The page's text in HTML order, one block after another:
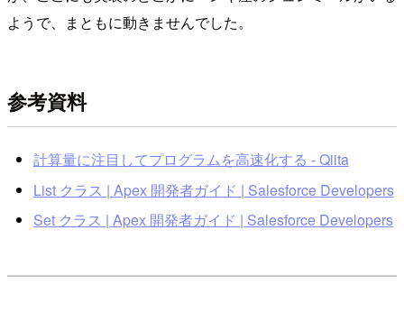
ようで、まともに動きませんでした。
参考資料
計算量に注目してプログラムを高速化する - Qiita
List クラス | Apex 開発者ガイド | Salesforce Developers
Set クラス | Apex 開発者ガイド | Salesforce Developers